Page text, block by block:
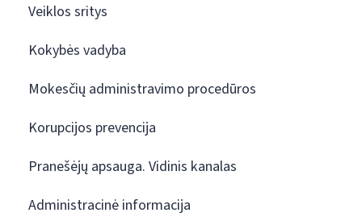
Veiklos sritys
Kokybės vadyba
Mokesčių administravimo procedūros
Korupcijos prevencija
Pranešėjų apsauga. Vidinis kanalas
Administracinė informacija